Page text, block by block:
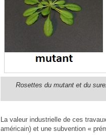
Rosettes du mutant et du
La valeur industrielle de ces
américain) et une subvention «